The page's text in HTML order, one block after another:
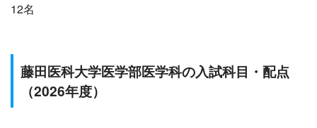
12名
藤田医科大学医学部医学科の入試科目・配点
（2026年度）